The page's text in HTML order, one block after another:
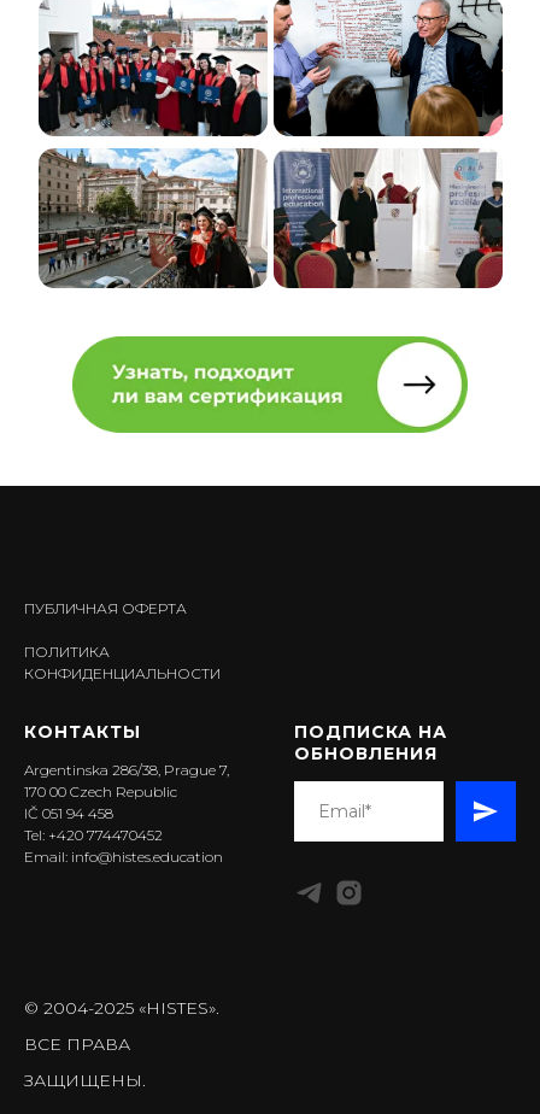
ПУБЛИЧНАЯ ОФЕРТА
ПОЛИТИКА
КОНФИДЕНЦИАЛЬНОСТИ
КОНТАКТЫ
Argentinska 286/38, Prague 7,
170 00 Czech Republic
IČ 051 94 458
Tel: +420 774470452
Email: info@histes.education
ПОДПИСКА НА
ОБНОВЛЕНИЯ
© 2004-2025 «HISTES».
ВСЕ ПРАВА
ЗАЩИЩЕНЫ.